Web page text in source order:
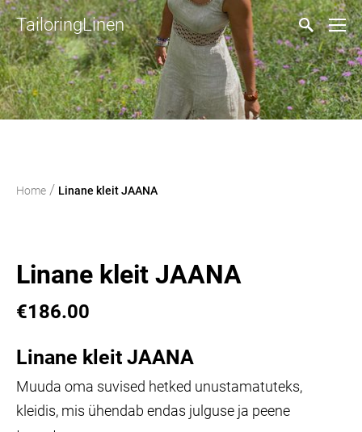
TailoringLinen
Home / Linane kleit JAANA
Linane kleit JAANA
€186.00
Linane kleit JAANA
Muuda oma suvised hetked unustamatuteks,
kleidis, mis ühendab endas julguse ja peene